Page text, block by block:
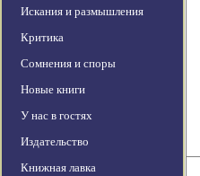
Искания и размышления
Критика
Сомнения и споры
Новые книги
У нас в гостях
Издательство
Книжная лавка